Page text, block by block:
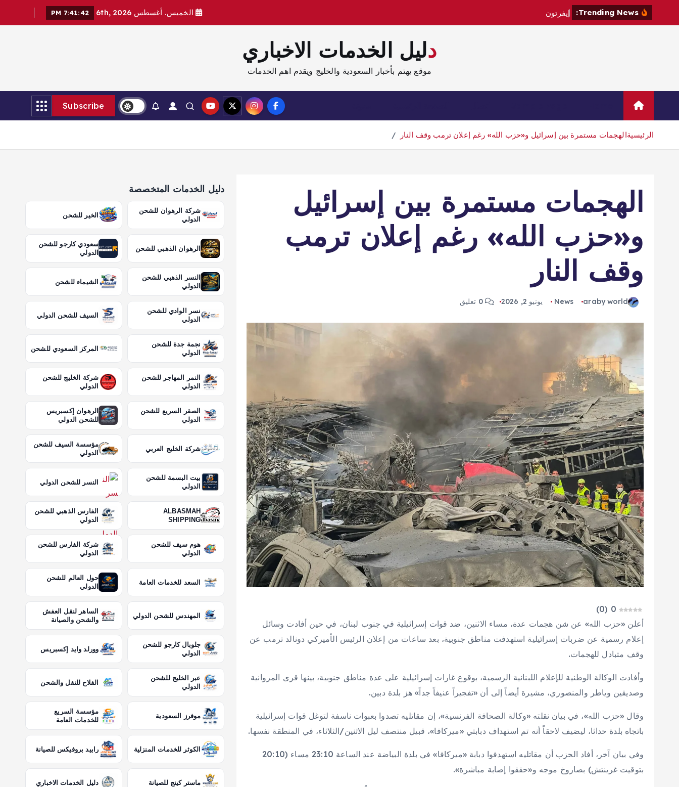
إيفر تون الخميس. أغسطس 6th, 2026 7:41:44 PM
دليل الخدمات الاخباري
موقع يهتم بأخبار السعودية والخليج ويقدم اهم الخدمات
Subscribe
الرئيسيةالهجمات مستمرة بين إسرائيل و«حزب الله» رغم إعلان ترمب وقف النار
الهجمات مستمرة بين إسرائيل
و«حزب الله» رغم إعلان ترمب
وقف النار
araby world
News يونيو 2, 2026 0 تعليق
0
(
0
)
أعلن «حزب الله» عن شن هجمات عدة، مساء الاثنين، ضد قوات إسرائيلية في جنوب لبنان، في حين أفادت وسائل
إعلام رسمية عن ضربات إسرائيلية استهدفت مناطق جنوبية، بعد ساعات من إعلان الرئيس الأميركي دونالد ترمب عن
وقف متبادل للهجمات.
وأفادت الوكالة الوطنية للإعلام اللبنانية الرسمية، بوقوع غارات إسرائيلية على عدة مناطق جنوبية، بينها قرى المروانية
وصديقين وياطر والمنصوري، مشيرة أيضاً إلى أن «تفجيراً عنيفاً جداً» هز بلدة دبين.
وقال «حزب الله»، في بيان نقلته «وكالة الصحافة الفرنسية»، إن مقاتليه تصدوا بعبوات ناسفة لتوغل قوات إسرائيلية
باتجاه بلدة حداثا، ليضيف لاحقاً أنه تم استهداف دبابتي «ميركافا»، قبيل منتصف ليل الاثنين/الثلاثاء، في المنطقة نفسها.
وفي بيان آخر، أفاد الحزب أن مقاتليه استهدفوا دبابة «ميركافا» في بلدة البياضة عند الساعة 23:10 مساء (20:10
بتوقيت غرينتش) بصاروخ موجه و«حققوا إصابة مباشرة».
دليل الخدمات المتخصصة
شركة الرهوان للشحن
الدولي
الخير للشحن
الرهوان الذهبي للشحن
سعودي كارجو للشحن
الدولي
النسر الذهبي للشحن
الدولي
الشيماء للشحن
نسر الوادي للشحن
الدولي
السيف للشحن الدولي
نجمة جدة للشحن
الدولي
المركز السعودي للشحن
النمر المهاجر للشحن
الدولي
شركة الخليج للشحن
الدولي
الصقر السريع للشحن
الدولي
الرهوان إكسبريس
للشحن الدولي
شركة الخليج العربي
مؤسسة السيف للشحن
الدولي
بيت البسمة للشحن
الدولي
النسر للشحن الدولي
ALBASMAH
SHIPPING
الفارس الذهبي للشحن
الدولي
هوم سيف للشحن
الدولي
شركة الفارس للشحن
الدولي
السعد للخدمات العامة
حول العالم للشحن
الدولي
المهندس للشحن الدولي
الساهر لنقل العفش
والشحن والصيانة
جلوبال كارجو للشحن
الدولي
وورلد وايد إكسبريس
عبر الخليج للشحن
الدولي
الفلاح للنقل والشحن
موفرز السعودية
مؤسسة السريع
للخدمات العامة
الكوثر للخدمات المنزلية رابيد بروفيكس للصيانة
ماستر كينج للصيانة دليل الخدمات الاخباري